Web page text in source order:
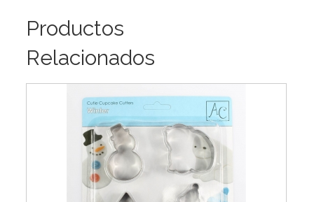
Productos
Relacionados